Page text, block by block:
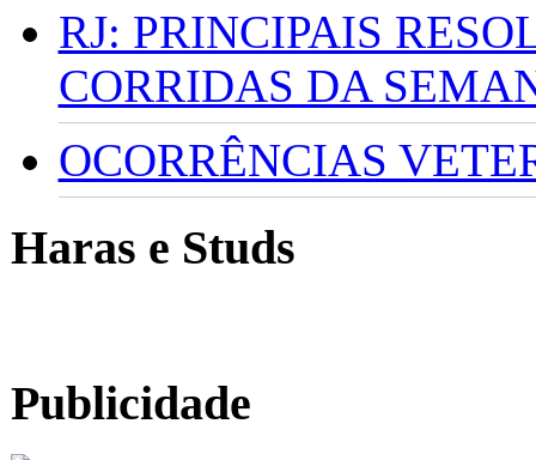
RJ: PRINCIPAIS
CORRIDAS DA
OCORRÊNCIAS
Haras e Studs
Publicidade